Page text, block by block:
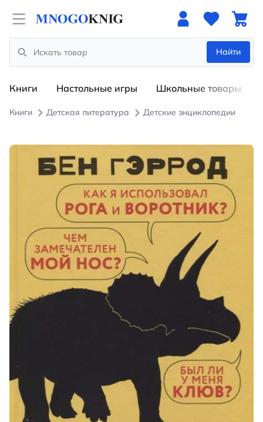
Open menu
Search
Найти
Книги Настольные игры Школьные товары
Книги Детская литература Детские энциклопедии